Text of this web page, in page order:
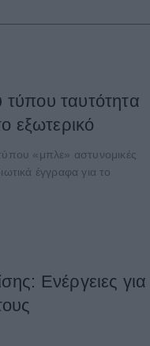
ταυτότητα
εξωτερικό
«μπλε» αστυνομικές
έγγραφα για το
Ενέργειες για